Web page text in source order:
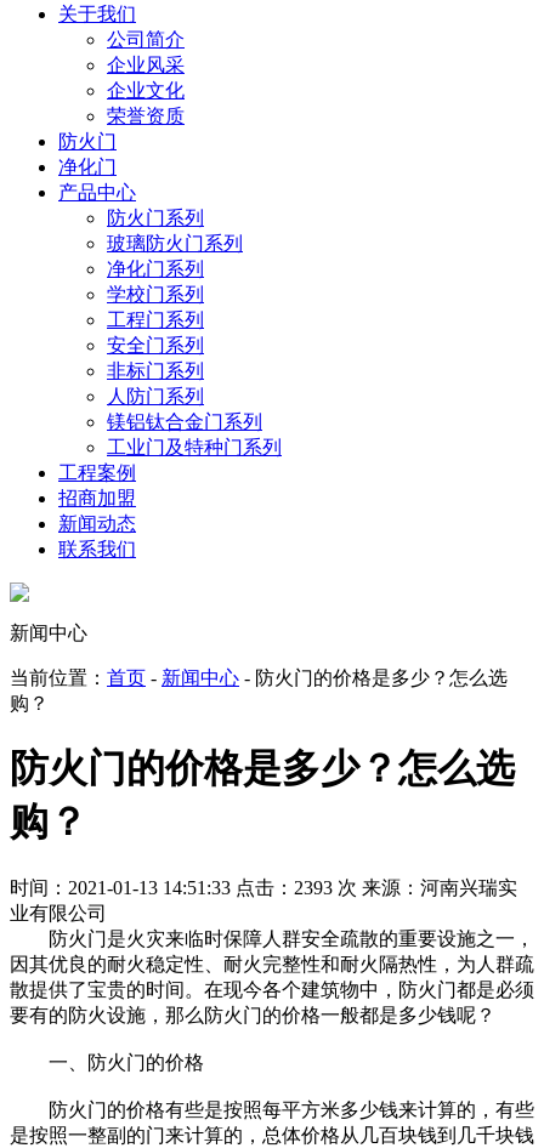
关于我们
公司简介
企业风采
企业文化
荣誉资质
防火门
净化门
产品中心
防火门系列
玻璃防火门系列
净化门系列
学校门系列
工程门系列
安全门系列
非标门系列
人防门系列
镁铝钛合金门系列
工业门及特种门系列
工程案例
招商加盟
新闻动态
联系我们
新闻中心
当前位置： 首页 - 新闻中心 - 防火门的价格是多少？怎么选
购？
防火门的价格是多少？怎么选
购？
时间：2021-01-13 14:51:33 点击：2393 次 来源：河南兴瑞实
业有限公司
防火门是火灾来临时保障人群安全疏散的重要设施之一，
因其优良的耐火稳定性、耐火完整性和耐火隔热性，为人群疏
散提供了宝贵的时间。在现今各个建筑物中，防火门都是必须
要有的防火设施，那么防火门的价格一般都是多少钱呢？
一、防火门的价格
防火门的价格有些是按照每平方米多少钱来计算的，有些
是按照一整副的门来计算的，总体价格从几百块钱到几千块钱